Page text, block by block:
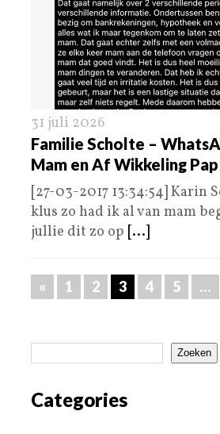
31 juli 2026
Familie Scholte –
Mam en Af Wikkeling Pap
[27-03-2017 13:34:54] Karin
klus zo had ik al van mam
jullie dit zo op [...]
« 1 2 3 4 5 …
Zoeken
Categories